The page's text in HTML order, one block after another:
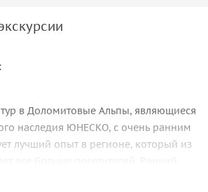
в Доломитовые Альпы, являющиеся
наследия ЮНЕСКО, с очень ранним
лучший опыт в регионе, который из
обойти толпы и насладиться в целом